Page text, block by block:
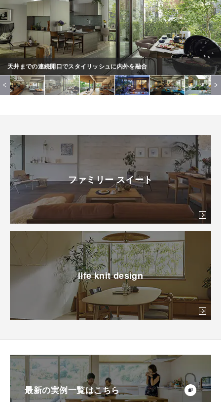
天井までの連続開口でスタイリッシュに内外を融合
ファミリー スイート
life knit design
最新の実例一覧はこちら